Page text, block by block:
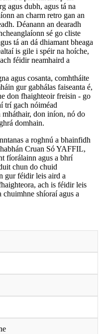
agus dubh, agus tá na
an charm retro gan an
Déanann an dearadh
sé go cliste
tá an dá dhiamant bheaga
is gile i spéir na hoíche,
féidir neamhaird a
agus cosanta, comhtháite
gur gabhálas faiseanta é,
don fhaighteoir freisin - go
trí gach nóiméad
mháthair, don iníon, nó do
domhain.
a roghnú a bhainfidh
Cruan Só YAFFIL,
fíorálainn agus a bhrí
chun do chuid
gur féidir leis aird a
ach is féidir leis
chuimhne shíoraí agus a